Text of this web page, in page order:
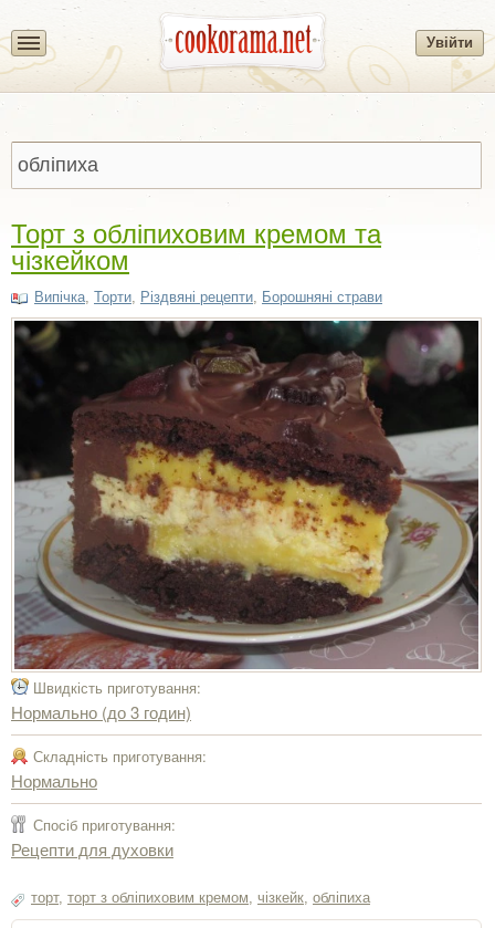
Увійти
Торт з обліпиховим кремом та
чізкейком
Випічка, Торти, Різдвяні рецепти, Борошняні страви
Швидкість приготування:
Нормально (до 3 годин)
Складність приготування:
Нормально
Спосіб приготування:
Рецепти для духовки
торт, торт з обліпиховим кремом, чізкейк, обліпиха